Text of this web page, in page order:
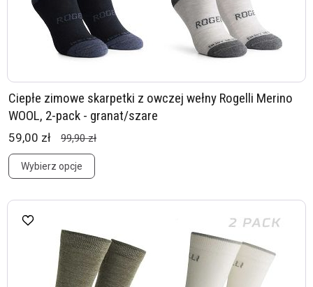
Ciepłe zimowe skarpetki z owczej wełny Rogelli Merino
WOOL, 2-pack - granat/szare
59,00 zł 99,90 zł
Wybierz opcje